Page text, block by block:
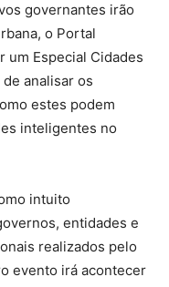
governantes irão
o Portal
um Especial Cidades
analisar os
estes podem
inteligentes no
intuito
entidades e
realizados pelo
evento irá acontecer